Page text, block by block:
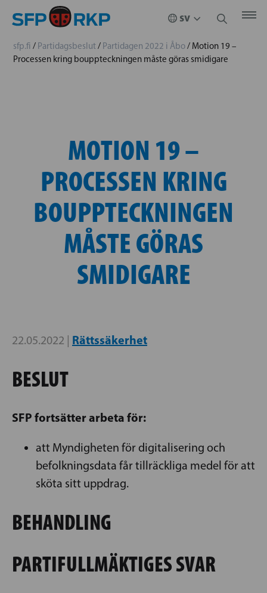
sfp.fi / Partidagsbeslut/ Partidagen 2022 i Åbo/ Motion 19 –
Processen kring bouppteckningen måste göras smidigare
MOTION 19 –
PROCESSEN KRING
BOUPPTECKNINGEN
MÅSTE GÖRAS
SMIDIGARE
22.05.2022 | Rättssäkerhet
BESLUT
SFP fortsätter arbeta för:
att Myndigheten för digitalisering och
befolkningsdata får tillräckliga medel för att
sköta sitt uppdrag.
BEHANDLING
PARTIFULLMÄKTIGES SVAR